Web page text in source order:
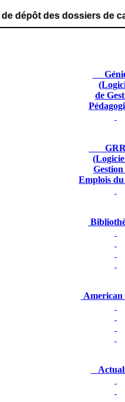
dossiers de
de
Gestion
Emplois du
American